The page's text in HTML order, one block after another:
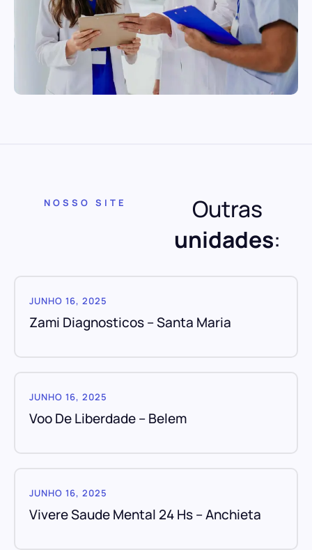
NOSSO SITE
Outras
unidades:
JUNHO 16, 2025
Zami Diagnosticos – Santa Maria
JUNHO 16, 2025
Voo De Liberdade – Belem
JUNHO 16, 2025
Vivere Saude Mental 24 Hs – Anchieta